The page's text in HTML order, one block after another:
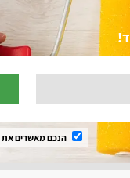
הנכם מאשרים את